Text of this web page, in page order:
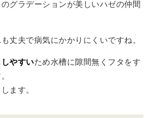
グラデーションが美しいハゼの仲間
丈夫で病気にかかりにくいですね。
やすいため水槽に隙間無くフタをす
ます。